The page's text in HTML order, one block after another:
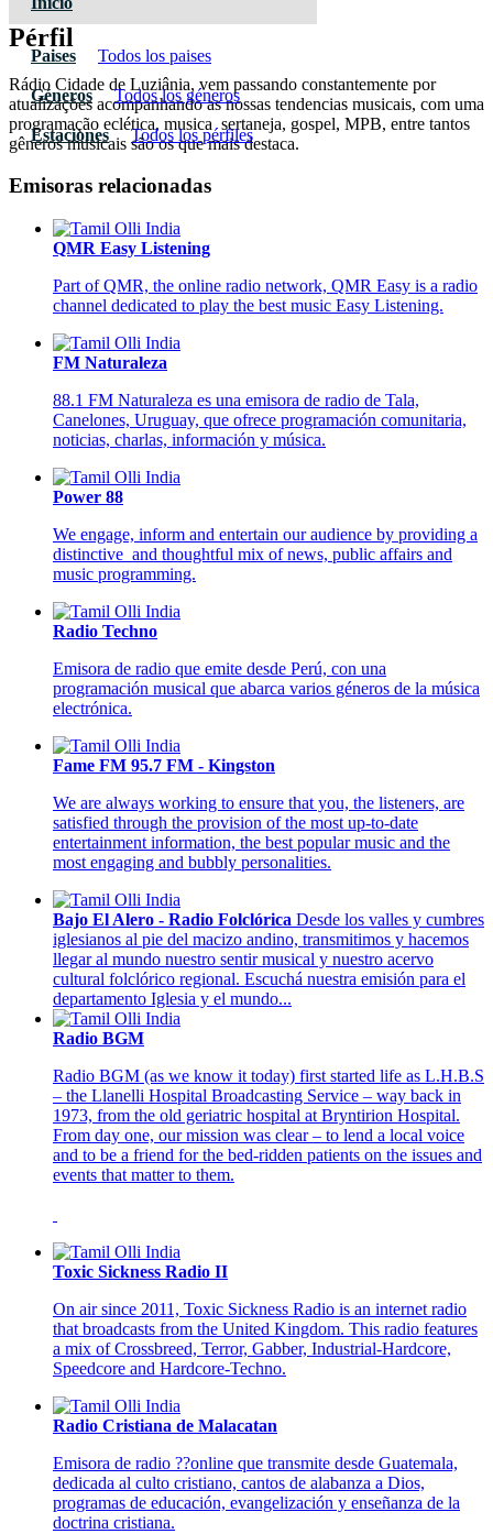
Paises Todos los paises
Géneros Todos los géneros
Estaciones Todos los pérfiles
Pérfil
Rádio Cidade de Luziânia, vem passando constantemente por
atualizações acompanhando as nossas tendencias musicais, com uma
programação eclética, musica sertaneja, gospel, MPB, entre tantos
gêneros musicais são os que mais destaca.
Emisoras relacionadas
QMR Easy Listening
Part of QMR, the online radio network, QMR Easy is a radio
channel dedicated to play the best music Easy Listening.
FM Naturaleza
88.1 FM Naturaleza es una emisora de radio de Tala,
Canelones, Uruguay, que ofrece programación comunitaria,
noticias, charlas, información y música.
Power 88
We engage, inform and entertain our audience by providing a
distinctive and thoughtful mix of news, public affairs and
music programming.
Radio Techno
Emisora de radio que emite desde Perú, con una
programación musical que abarca varios géneros de la música
electrónica.
Fame FM 95.7 FM - Kingston
We are always working to ensure that you, the listeners, are
satisfied through the provision of the most up-to-date
entertainment information, the best popular music and the
most engaging and bubbly personalities.
Bajo El Alero - Radio Folclórica Desde los valles y cumbres
iglesianos al pie del macizo andino, transmitimos y hacemos
llegar al mundo nuestro sentir musical y nuestro acervo
cultural folclórico regional. Escuchá nuestra emisión para el
departamento Iglesia y el mundo...
Radio BGM
Radio BGM (as we know it today) first started life as L.H.B.S
– the Llanelli Hospital Broadcasting Service – way back in
1973, from the old geriatric hospital at Bryntirion Hospital.
From day one, our mission was clear – to lend a local voice
and to be a friend for the bed-ridden patients on the issues and
events that matter to them.
Toxic Sickness Radio II
On air since 2011, Toxic Sickness Radio is an internet radio
that broadcasts from the United Kingdom. This radio features
a mix of Crossbreed, Terror, Gabber, Industrial-Hardcore,
Speedcore and Hardcore-Techno.
Radio Cristiana de Malacatan
Emisora de radio ??online que transmite desde Guatemala,
dedicada al culto cristiano, cantos de alabanza a Dios,
programas de educación, evangelización y enseñanza de la
doctrina cristiana.